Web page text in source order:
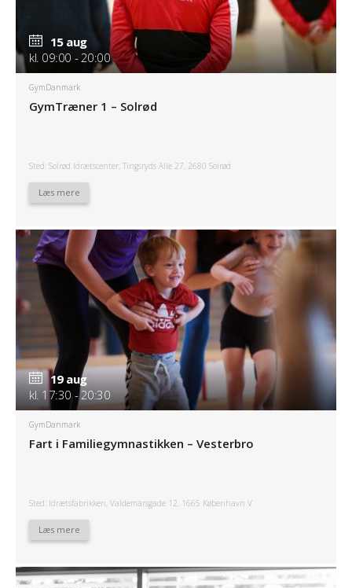
15 aug
kl. 09:00 - 20:00
GymDanmark
GymTræner 1 – Solrød
Sted: Solrød Idrætscenter, Tingsryds Alle 27, 2680 Solrød
Læs mere
19 aug
kl. 17:30 - 20:30
GymDanmark
Fart i Familiegymnastikken – Vesterbro
Sted: Idrætsfabrikken, Valdemarsgade 12, 1665 København V
Læs mere